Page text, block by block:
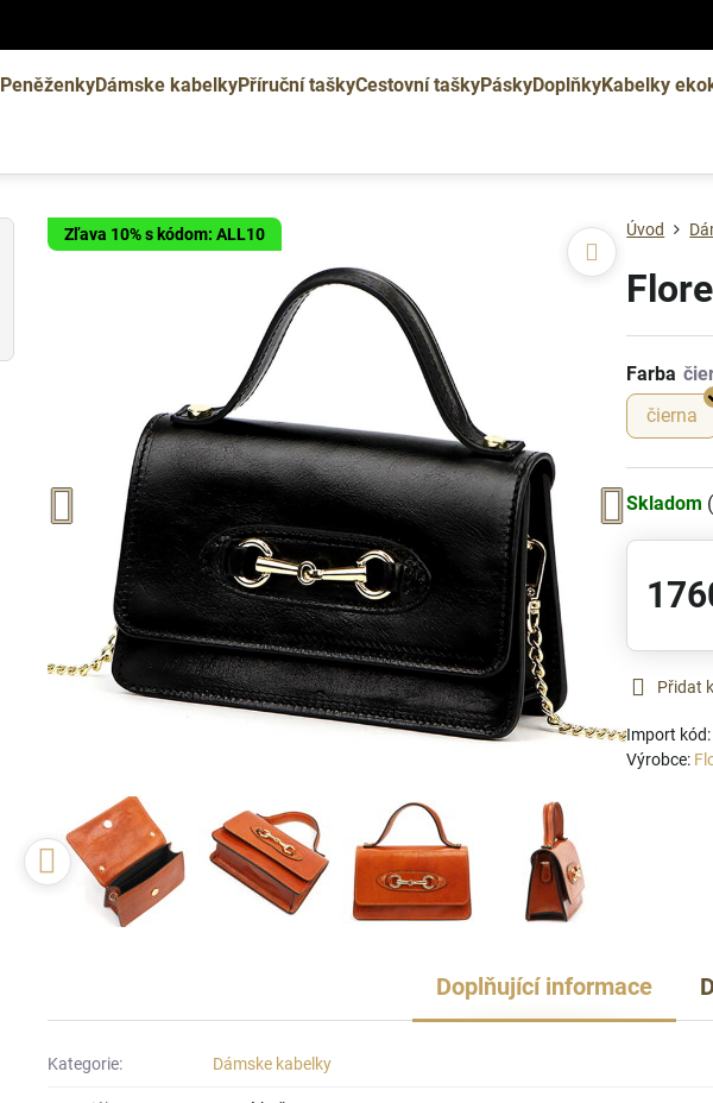
PeněženkyDámske kabelkyPříruční taškyCestovní taškyPáskyDoplňkyKabelky
Zľava 10% s kódom: ALL10 Úvod
Farba
čierna
Skladom (
Přidat
Import
Výrobce:
Doplňující informace
Kategorie: Dámske kabelky